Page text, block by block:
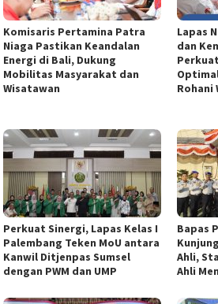
Komisaris Pertamina Patra
Niaga Pastikan Keandalan
Energi di Bali, Dukung
Mobilitas Masyarakat dan
Wisatawan
Lapas
dan
Rohani
Perkuat Sinergi, Lapas Kelas I
Palembang Teken MoU antara
Kanwil Ditjenpas Sumsel
dengan PWM dan UMP
Bapas
Ahli,
Ahli